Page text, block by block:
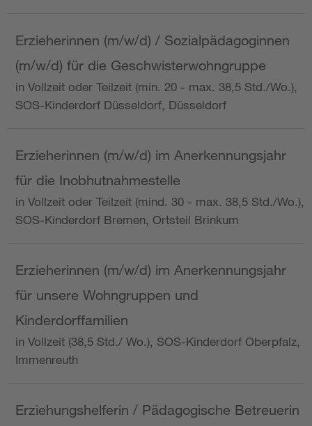
Erzieherinnen (m/w/d) / Sozialpädagoginnen
(m/w/d) für die Geschwisterwohngruppe
in Vollzeit oder Teilzeit (min. 20 - max. 38,5 Std./Wo.),
SOS-Kinderdorf Düsseldorf, Düsseldorf
Erzieherinnen (m/w/d) im Anerkennungsjahr
für die Inobhutnahmestelle
in Vollzeit oder Teilzeit (mind. 30 - max. 38,5 Std./Wo.),
SOS-Kinderdorf Bremen, Ortsteil Brinkum
Erzieherinnen (m/w/d) im Anerkennungsjahr
für unsere Wohngruppen und
Kinderdorffamilien
in Vollzeit (38,5 Std./ Wo.), SOS-Kinderdorf Oberpfalz,
Immenreuth
Erziehungshelferin / Pädagogische Betreuerin